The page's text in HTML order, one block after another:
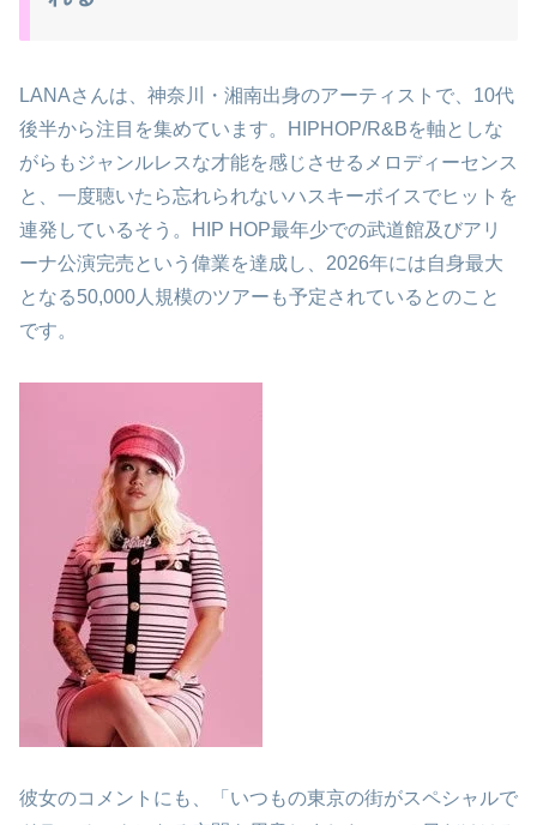
LANAさんは、神奈川・湘南出身のアーティストで、10代
後半から注目を集めています。HIPHOP/R&Bを軸としな
がらもジャンルレスな才能を感じさせるメロディーセンス
と、一度聴いたら忘れられないハスキーボイスでヒットを
連発しているそう。HIP HOP最年少での武道館及びアリ
ーナ公演完売という偉業を達成し、2026年には自身最大
となる50,000人規模のツアーも予定されているとのこと
です。
彼女のコメントにも、「いつもの東京の街がスペシャルで